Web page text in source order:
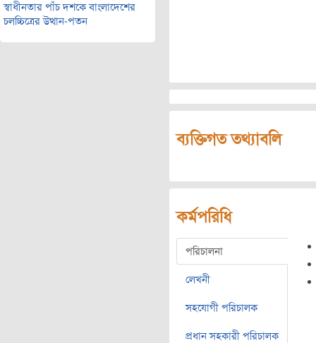
স্বাধীনতার পাঁচ দশকে বাংলাদেশের
চলচ্চিত্রের উত্থান-পতন
ব্যক্তিগত তথ্যাবলি
কর্মপরিধি
পরিচালনা
লেখনী
সহযোগী পরিচালক
প্রধান সহকারী পরিচালক